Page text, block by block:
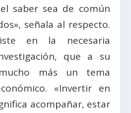
saber sea de común
señala al respecto.
en la necesaria
que a su
más un tema
«Invertir en
acompañar, estar